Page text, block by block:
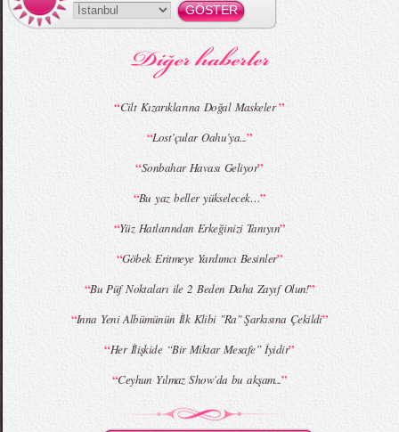
MBFWI - Gülçin Çengel 2015 Yaz
MBFWI - Zeynep Erdoğan 2015 Yaz
MBFWI - Giray Sepin 2015 Yaz Koleksiyonu MBFWI - Burçe Bekrek 2015 Yaz Koleksiyonu
“Cilt Kızarıklarına Doğal Maskeler”
“Lost’çular Oahu’ya...”
“Sonbahar Havası Geliyor”
“Bu yaz beller yükselecek…”
“Yüz Hatlarından Erkeğinizi Tanıyın”
“Göbek Eritmeye Yardımcı Besinler”
“Bu Püf Noktaları ile 2 Beden Daha Zayıf Olun!”
“Inna Yeni Albümünün İlk Klibi "Ra" Şarkısına Çekildi”
“Her İlişkide “Bir Miktar Mesafe” İyidir”
“Ceyhun Yılmaz Show'da bu akşam...”